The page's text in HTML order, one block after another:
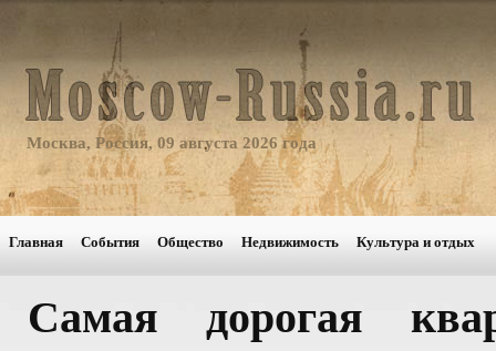
Москва, Россия, 09 августа 2026 года
Главная События Общество Недвижимость Культура и отдых
Самая дорогая